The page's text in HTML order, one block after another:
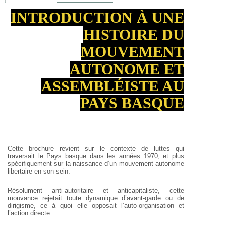
INTRODUCTION À UNE
HISTOIRE DU
MOUVEMENT
AUTONOME ET
ASSEMBLÉISTE AU
PAYS BASQUE
Cette brochure revient sur le contexte de luttes qui
traversait le Pays basque dans les années 1970, et plus
spécifiquement sur la naissance d’un mouvement autonome
libertaire en son sein.
Résolument anti-autoritaire et anticapitaliste, cette
mouvance rejetaittoute dynamique d’avant-garde ou de
dirigisme, ce à quoi elle opposaitl’auto-organisation et
l’action directe.